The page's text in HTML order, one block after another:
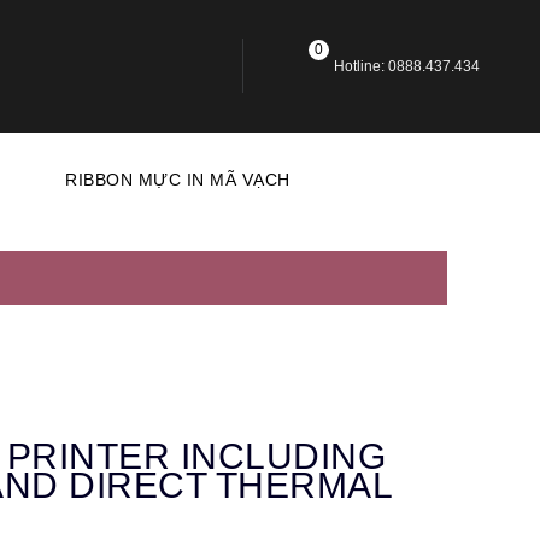
Hotline: 0888.437.434
0
RIBBON MỰC IN MÃ VẠCH
INCLUDING
DIRECT THERMAL